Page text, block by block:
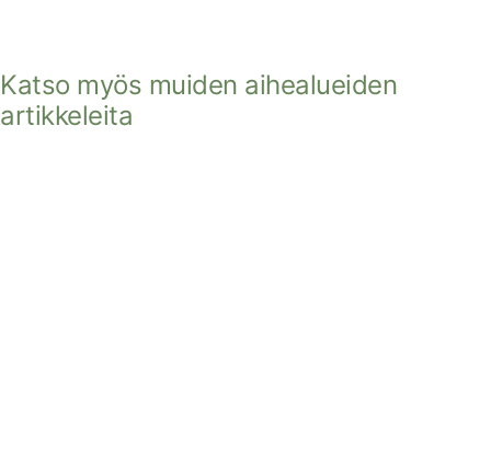
Katso myös muiden aihealueiden
artikkeleita